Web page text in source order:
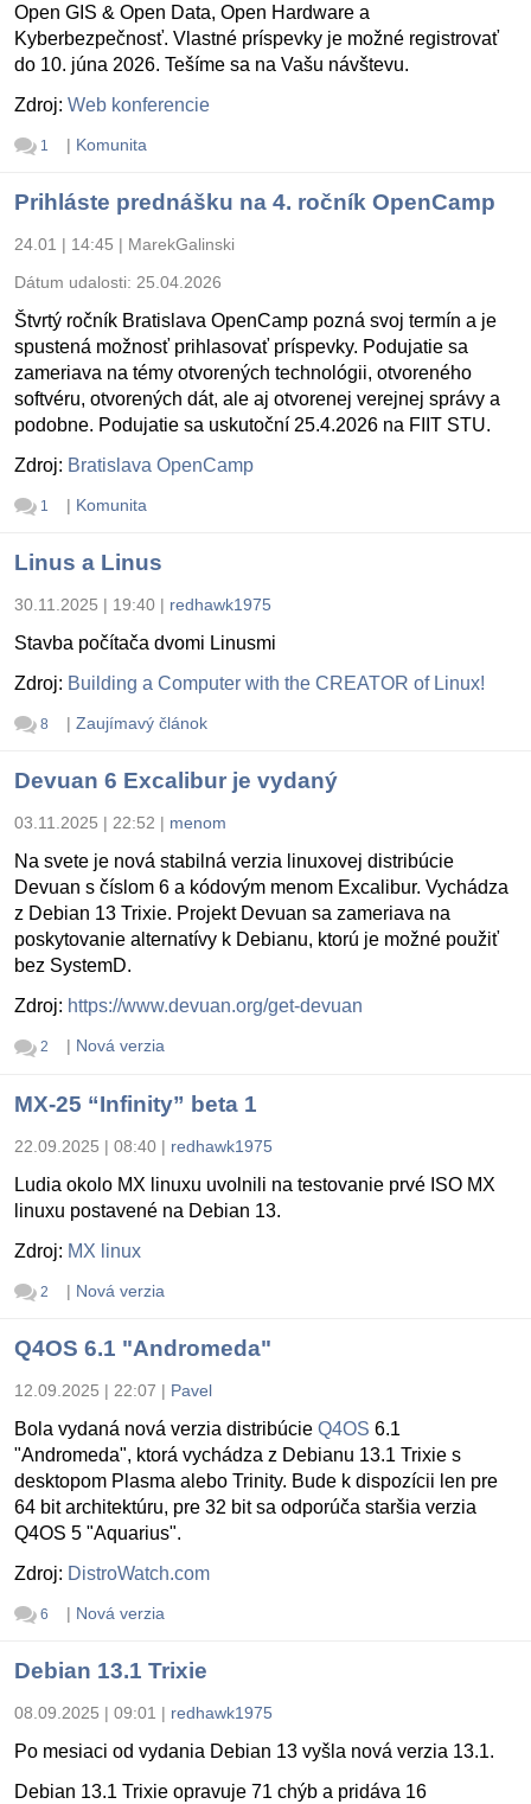
Open GIS & Open Data, Open Hardware a
Kyberbezpečnosť. Vlastné príspevky je možné registrovať
do 10. júna 2026. Tešíme sa na Vašu návštevu.
Zdroj: Web konferencie
1 | Komunita
Prihláste prednášku na 4. ročník OpenCamp
24.01 | 14:45 | MarekGalinski
Dátum udalosti: 25.04.2026
Štvrtý ročník Bratislava OpenCamp pozná svoj termín a je
spustená možnosť prihlasovať príspevky. Podujatie sa
zameriava na témy otvorených technológii, otvoreného
softvéru, otvorených dát, ale aj otvorenej verejnej správy a
podobne. Podujatie sa uskutoční 25.4.2026 na FIIT STU.
Zdroj: Bratislava OpenCamp
1 | Komunita
Linus a Linus
30.11.2025 | 19:40 | redhawk1975
Stavba počítača dvomi Linusmi
Zdroj: Building a Computer with the CREATOR of Linux!
8 | Zaujímavý článok
Devuan 6 Excalibur je vydaný
03.11.2025 | 22:52 | menom
Na svete je nová stabilná verzia linuxovej distribúcie
Devuan s číslom 6 a kódovým menom Excalibur. Vychádza
z Debian 13 Trixie. Projekt Devuan sa zameriava na
poskytovanie alternatívy k Debianu, ktorú je možné použiť
bez SystemD.
Zdroj: https://www.devuan.org/get-devuan
2 | Nová verzia
MX-25 “Infinity” beta 1
22.09.2025 | 08:40 | redhawk1975
Ludia okolo MX linuxu uvolnili na testovanie prvé ISO MX
linuxu postavené na Debian 13.
Zdroj: MX linux
2 | Nová verzia
Q4OS 6.1 "Andromeda"
12.09.2025 | 22:07 | Pavel
Bola vydaná nová verzia distribúcie Q4OS 6.1
"Andromeda", ktorá vychádza z Debianu 13.1 Trixie s
desktopom Plasma alebo Trinity. Bude k dispozícii len pre
64 bit architektúru, pre 32 bit sa odporúča staršia verzia
Q4OS 5 "Aquarius".
Zdroj: DistroWatch.com
6 | Nová verzia
Debian 13.1 Trixie
08.09.2025 | 09:01 | redhawk1975
Po mesiaci od vydania Debian 13 vyšla nová verzia 13.1.
Debian 13.1 Trixie opravuje 71 chýb a pridáva 16